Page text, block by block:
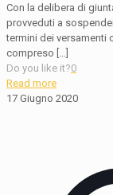
Con la delibera di
provveduti a
termini dei versamenti
compreso
Do you like it?0
Read more
17 Giugno 2020